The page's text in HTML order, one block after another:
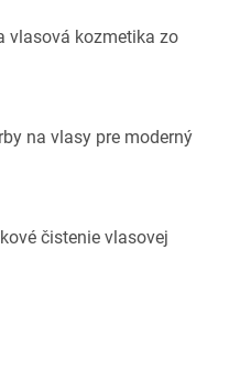
vlasová kozmetika zo
na vlasy pre moderný
čistenie vlasovej